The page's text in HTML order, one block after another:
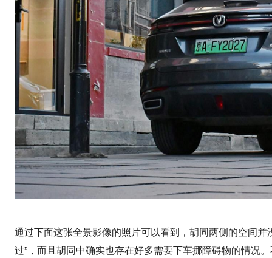
通过下面这张全景影像的照片可以看到，胡同两侧的空间
过”，而且胡同中确实也存在好多需要下车挪障碍物的情况